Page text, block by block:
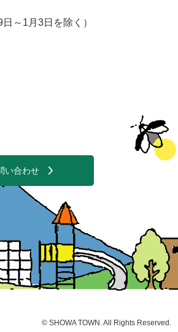
～1月3日を除く）
い合わせ
© SHOWA TOWN . All Rights Reserved.